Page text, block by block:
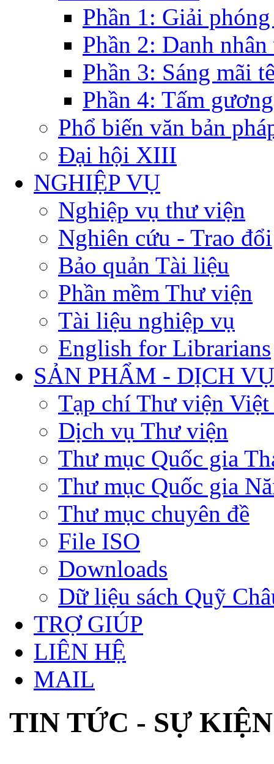
Phần 1: Giải
Phần 2: Danh nhân
Phần 3: Sáng mãi
Phần 4: Tấm
Phổ biến văn bản
Đại hội XIII
NGHIỆP VỤ
Nghiệp vụ thư viện
Nghiên cứu - Trao đổi
Bảo quản Tài liệu
Phần mềm Thư viện
Tài liệu nghiệp vụ
English for Librarians
SẢN PHẨM - DỊCH VỤ
Tạp chí Thư viện Việt
Dịch vụ Thư viện
Thư mục Quốc gia
Thư mục Quốc gia
Thư mục chuyên đề
File ISO
Downloads
Dữ liệu sách Quỹ
TRỢ GIÚP
LIÊN HỆ
MAIL
TIN TỨC - SỰ KIỆN